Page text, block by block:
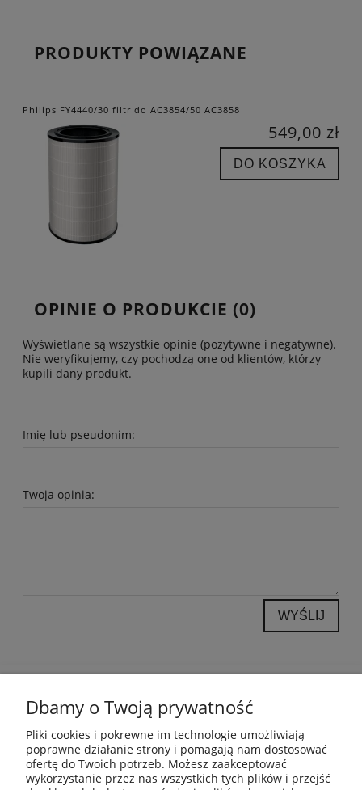
PRODUKTY POWIĄZANE
Philips FY4440/30 filtr do AC3854/50 AC3858
549,00 zł
DO KOSZYKA
OPINIE O PRODUKCIE (0)
Wyświetlane są wszystkie opinie (pozytywne i negatywne).
Nie weryfikujemy, czy pochodzą one od klientów, którzy
kupili dany produkt.
Imię lub pseudonim:
Twoja opinia:
WYŚLIJ
INFORMACJE
PŁATNOŚCI I DOSTAWA
Dbamy o Twoją prywatność
Pliki cookies i pokrewne im technologie umożliwiają
poprawne działanie strony i pomagają nam dostosować
ofertę do Twoich potrzeb. Możesz zaakceptować
wykorzystanie przez nas wszystkich tych plików i przejść